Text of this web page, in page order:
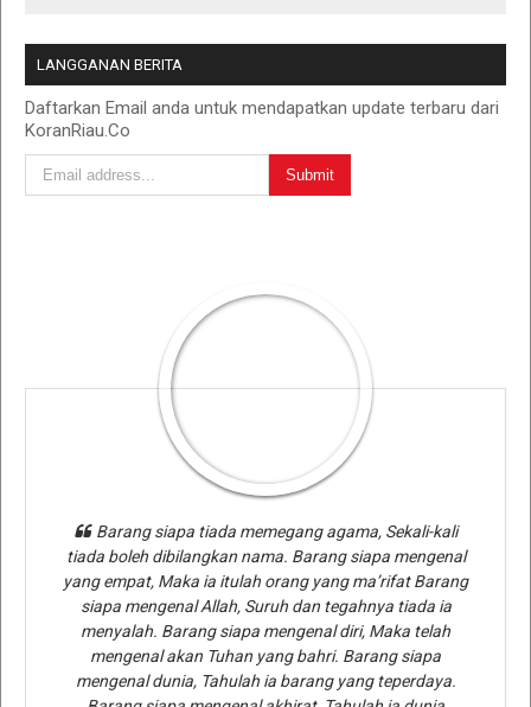
LANGGANAN BERITA
Daftarkan Email anda untuk mendapatkan update terbaru dari
KoranRiau.Co
Barang siapa tiada memegang agama, Sekali-kali
tiada boleh dibilangkan nama. Barang siapa mengenal
yang empat, Maka ia itulah orang yang ma’rifat Barang
siapa mengenal Allah, Suruh dan tegahnya tiada ia
menyalah. Barang siapa mengenal diri, Maka telah
mengenal akan Tuhan yang bahri. Barang siapa
mengenal dunia, Tahulah ia barang yang teperdaya.